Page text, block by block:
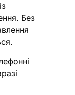
Без